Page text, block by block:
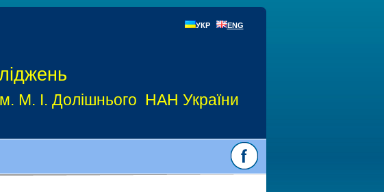
УКР ENG
М. І. Долішнього НАН України